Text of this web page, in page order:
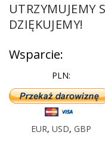
UTRZYMUJEMY
DZIĘKUJEMY!
Wsparcie:
PLN:
EUR, USD, GBP